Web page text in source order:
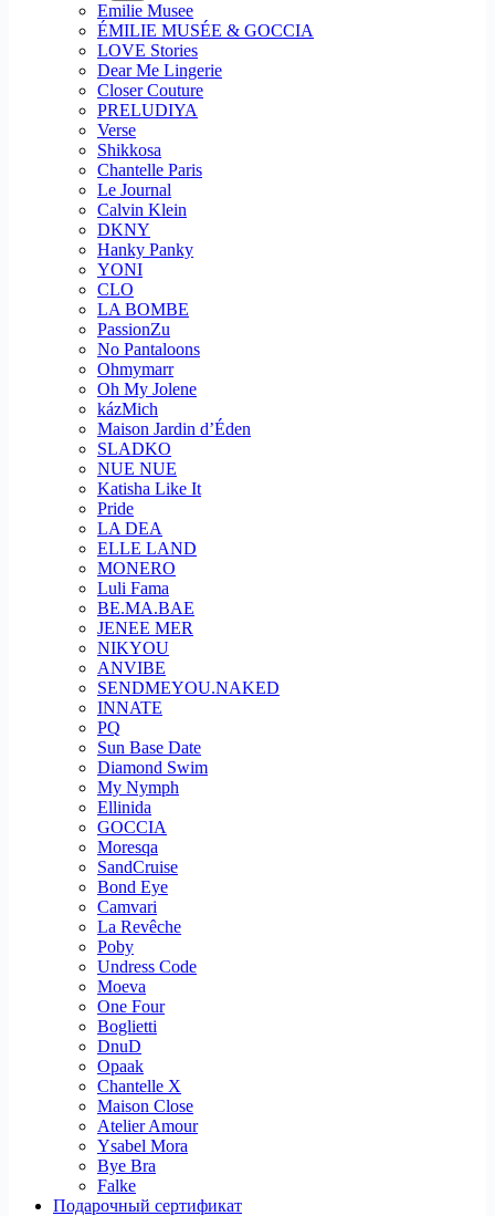
Emilie Musee
ÉMILIE MUSÉE & GOCCIA
LOVE Stories
Dear Me Lingerie
Closer Couture
PRELUDIYA
Verse
Shikkosa
Chantelle Paris
Le Journal
Calvin Klein
DKNY
Hanky Panky
YONI
CLO
LA BOMBE
PassionZu
No Pantaloons
Ohmymarr
Oh My Jolene
kázMich
Maison Jardin d’Éden
SLADKO
NUE NUE
Katisha Like It
Pride
LA DEA
ELLE LAND
MONERO
Luli Fama
BE.MA.BAE
JENEE MER
NIKYOU
ANVIBE
SENDMEYOU.NAKED
INNATE
PQ
Sun Base Date
Diamond Swim
My Nymph
Ellinida
GOCCIA
Moresqa
SandCruise
Bond Eye
Camvari
La Revêche
Poby
Undress Code
Moeva
One Four
Boglietti
DnuD
Opaak
Chantelle X
Maison Close
Atelier Amour
Ysabel Mora
Bye Bra
Falke
Подарочный сертификат